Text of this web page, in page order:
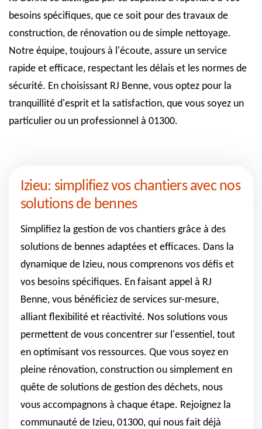
besoins spécifiques, que ce soit pour des travaux de
construction, de rénovation ou de simple nettoyage.
Notre équipe, toujours à l'écoute, assure un service
rapide et efficace, respectant les délais et les normes de
sécurité. En choisissant RJ Benne, vous optez pour la
tranquillité d'esprit et la satisfaction, que vous soyez un
particulier ou un professionnel à 01300.
Izieu: simplifiez vos chantiers avec nos
solutions de bennes
Simplifiez la gestion de vos chantiers grâce à des
solutions de bennes adaptées et efficaces. Dans la
dynamique de Izieu, nous comprenons vos défis et
vos besoins spécifiques. En faisant appel à RJ
Benne, vous bénéficiez de services sur-mesure,
alliant flexibilité et réactivité. Nos solutions vous
permettent de vous concentrer sur l'essentiel, tout
en optimisant vos ressources. Que vous soyez en
pleine rénovation, construction ou simplement en
quête de solutions de gestion des déchets, nous
vous accompagnons à chaque étape. Rejoignez la
communauté de Izieu, 01300, qui nous fait déjà